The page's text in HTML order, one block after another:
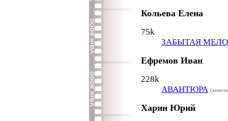
Кольева Елена
75k
ЗАБЫТАЯ
Ефремов Иван
228k
АВАНТЮРА
Харин Юрий